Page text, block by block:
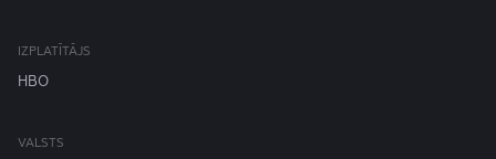
IZPLATĪTĀJS
HBO
VALSTS